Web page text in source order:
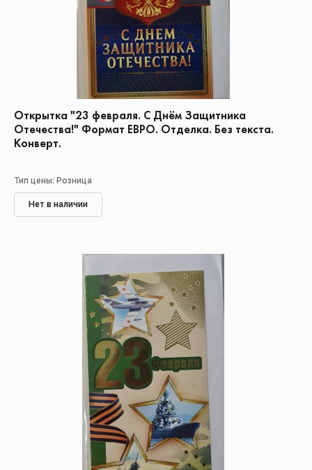
Открытка "23 февраля. С Днём Защитника
Отечества!" Формат ЕВРО. Отделка. Без текста.
Конверт.
Тип цены: Розница
Нет в наличии